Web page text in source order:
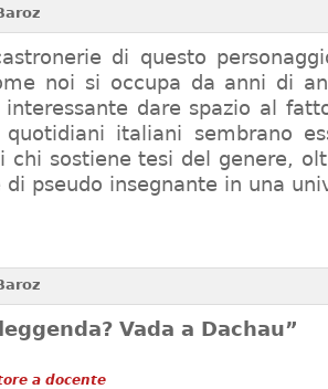
di questo
noi si occupa da anni di
dare spazio al fatto
quotidiani italiani sembrano
chi sostiene tesi del genere,
di pseudo insegnante in una
Vada a Dachau”
a docente